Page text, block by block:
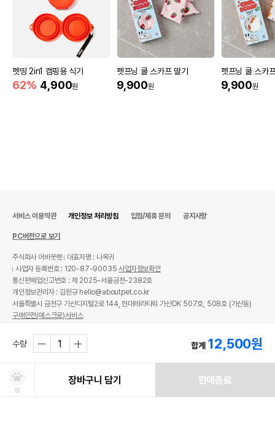
펫띵 2in1 캠핑용 식기
62% 4,900원
펫프닝 쿨 스카프 딸기
9,900원
펫프닝 쿨 스카
9,900원
수량 합계 12,500원
찜
장바구니 담기 판매종료
서비스 이용약관 개인정보 처리방침 입점/제휴 문의 공지사항
PC버전으로 보기
주식회사 어바웃펫
대표자명 : 나옥귀
사업자 등록번호 : 120-87-90035사업자정보확인
통신판매업신고번호 : 제 2025-서울금천-2382호
개인정보관리자 : 김원규 hello@aboutpet.co.kr
서울특별시 금천구 가산디지털2로 144, 현대테라타워 가산DK 507호, 508호 (가산동)
구매안전(에스크로)서비스